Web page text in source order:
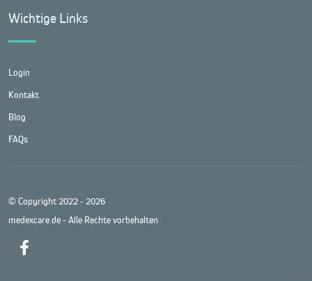
Wichtige Links
Login
Kontakt
Blog
FAQs
© Copyright 2022 - 2026
medexcare.de - Alle Rechte vorbehalten